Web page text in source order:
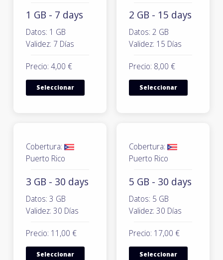
1 GB - 7 days
Datos: 1 GB
Validez: 7 Días
Precio: 4,00 €
Seleccionar
2 GB - 15 days
Datos: 2 GB
Validez: 15 Días
Precio: 8,00 €
Seleccionar
Cobertura:
Puerto Rico
3 GB - 30 days
Datos: 3 GB
Validez: 30 Días
Precio: 11,00 €
Seleccionar
Cobertura:
Puerto Rico
5 GB - 30 days
Datos: 5 GB
Validez: 30 Días
Precio: 17,00 €
Seleccionar